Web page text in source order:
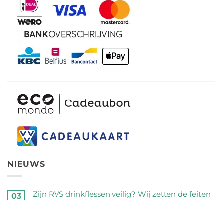
NIEUWS
03
Zijn RVS drinkflessen veilig? Wij zetten de feiten